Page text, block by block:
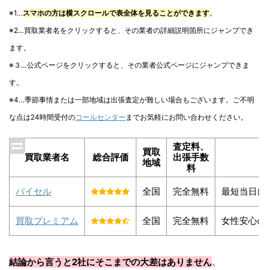
※1… スマホの方は横スクロールで表全体を見ることができます。
※2…買取業者名をクリックすると、その業者の詳細説明箇所にジャンプでき
ます。
※３…公式ページをクリックすると、その業者公式ページにジャンプできま
す。
※4…季節事情または一部地域は出張査定が難しい場合もございます。ご不明
な点は24時間受付のコールセンター までお気軽にお問い合わせください。
買取業者名 総合評価
買取
地域
査定料、
出張手数
料
バイセル 全国 完全無料 最短当日
買取プレミアム 全国 完全無料 女性安心
結論から言うと2社にそこまでの大差はありません。